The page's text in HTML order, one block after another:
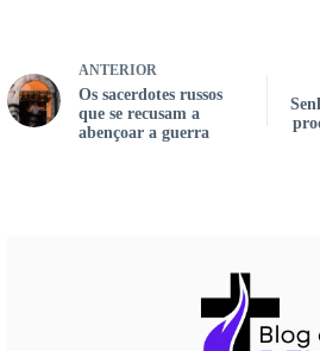
ANTERIOR
Os sacerdotes russos
que se recusam a
abençoar a guerra